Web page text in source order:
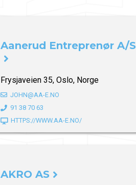
Aanerud Entreprenør A/S
Frysjaveien 35, Oslo, Norge
JOHN@AA-E.NO
91 38 70 63
HTTPS://WWW.AA-E.NO/
AKRO AS